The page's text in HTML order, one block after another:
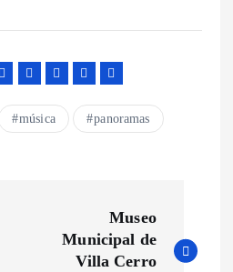
música panoramas
Museo
Municipal de
Villa Cerro